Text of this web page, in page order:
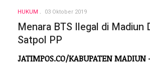
HUKUM 03 Oktober 2019
Menara BTS Ilegal di Madiun
Satpol PP
JATIMPOS.CO/KABUPATEN MADIUN